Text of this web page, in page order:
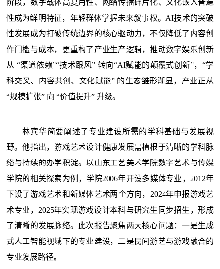
阶段，数字载体高复用性、网络传播碎片化、文化嵌入普遍
性成为鲜明特征，年轻群体掌握未来叙事权。AI技术的突破
性发展成为打破传统边界的核心驱动力，不仅降低了内容创
作门槛与成本，更重构了产业生产逻辑，推动数字娱乐创新
从 “渠道依赖”“技术跟风” 转向“AI赋能的颠覆式创新”，“学
科交叉、内容共创、文化赋能” 的生态雏形渐显，产业正从
“规模扩张” 向 “价值提升” 升级。
林宾华简要阐述了专业建设所需的学科基础与发展视
野。他指出，游戏艺术设计健康发展需植根于清晰的学科脉
络与持续的办学积淀。以山东工艺美术学院数字艺术与传媒
学院的相关探索为例，学院2006年开设多媒体专业，2012年
下设了游戏艺术和新媒体艺术两个方向，2024年申报游戏艺
术专业，2025年实现游戏设计本科与研究生同步招生，形成
了清晰的发展脉络。此次报告聚焦两大核心问题：一是生成
式人工智能视域下的专业建设，二是民间游艺与游戏融合的
专业发展路径。